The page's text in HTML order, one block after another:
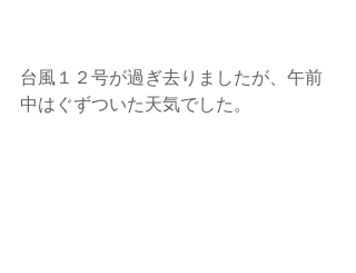
台風１２号が過ぎ去りましたが、午前
中はぐずついた天気でした。